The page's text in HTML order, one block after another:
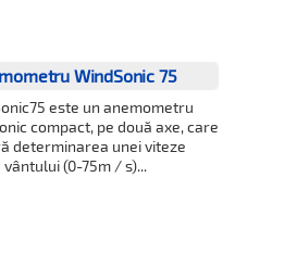
WindSonic 75
este un anemometru
compact, pe două axe, care
determinarea unei viteze
vântului (0-75m / s)...